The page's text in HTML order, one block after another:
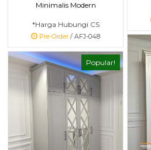
Minimalis Modern
*Harga Hubungi CS
Pre Order / AFJ-048
Popular!